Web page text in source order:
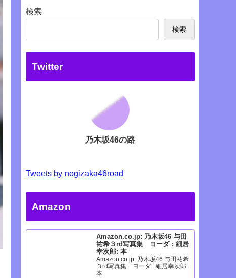
検索
検索
Twitter
乃木坂46の路
Tweets by nogizaka46road
Amazon
Amazon.co.jp: 乃木坂46 与田
祐希３rd写真集 ヨーダ : 細居
幸次郎: 本
Amazon.co.jp: 乃木坂46 与田祐希
３rd写真集 ヨーダ : 細居幸次郎:
本